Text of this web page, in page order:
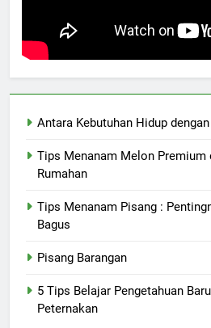
Antara Kebutuhan Hidup
Tips Menanam Melon Premium
Rumahan
Tips Menanam Pisang :
Bagus
Pisang Barangan
5 Tips Belajar Pengetahuan
Peternakan